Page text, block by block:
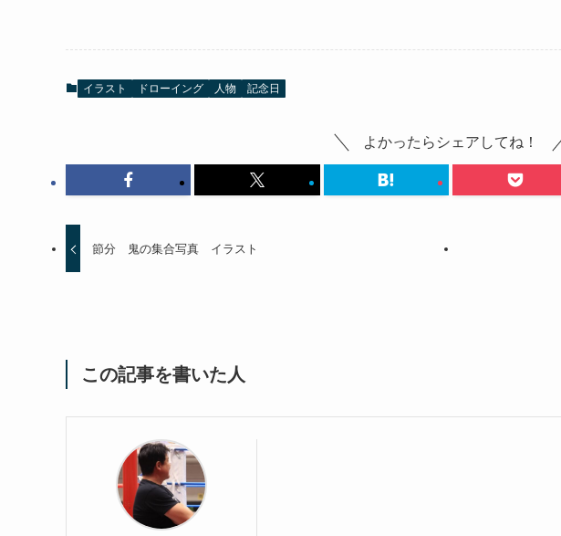
イラスト ドローイング 人物 記念日
よかったらシェアしてね！
節分 鬼の集合写真 イラスト
この記事を書いた人